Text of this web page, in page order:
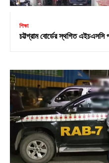
শিক্ষা
চট্টগ্রাম বোর্ডের স্থগিত